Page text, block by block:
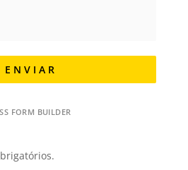
E N V I A R
FORM BUILDER